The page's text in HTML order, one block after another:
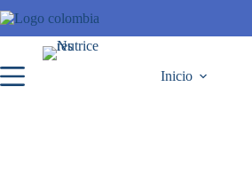
Inicio